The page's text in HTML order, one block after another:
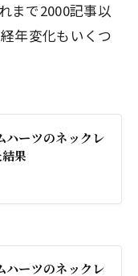
まで2000記事以
年変化もいくつ
ハーツのネックレ
果
ハーツのネックレ